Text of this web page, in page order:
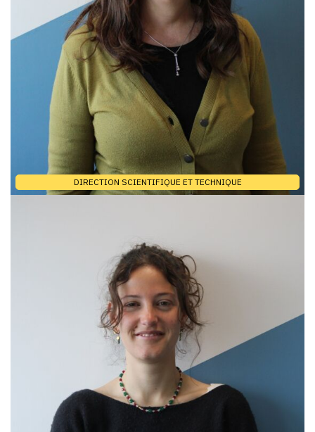
DIRECTION SCIENTIFIQUE ET TECHNIQUE